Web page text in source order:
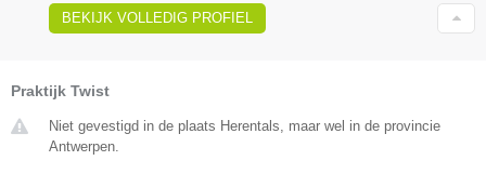
BEKIJK VOLLEDIG PROFIEL
Praktijk Twist
Niet gevestigd in de plaats Herentals, maar wel in de provincie
Antwerpen.